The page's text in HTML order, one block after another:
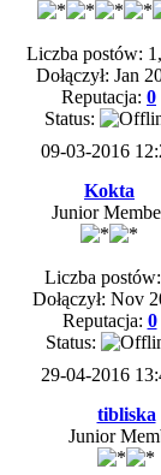
Liczba postów:
Dołączył: Jan
Reputacja: 0
Status:
09-03-2016
Kokta
Junior
Liczba
Dołączył: Nov
Reputacja: 0
Status:
29-04-2016
tibliska
Junior